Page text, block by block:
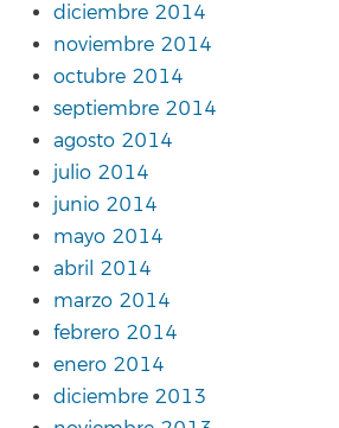
diciembre 2014
noviembre 2014
octubre 2014
septiembre 2014
agosto 2014
julio 2014
junio 2014
mayo 2014
abril 2014
marzo 2014
febrero 2014
enero 2014
diciembre 2013